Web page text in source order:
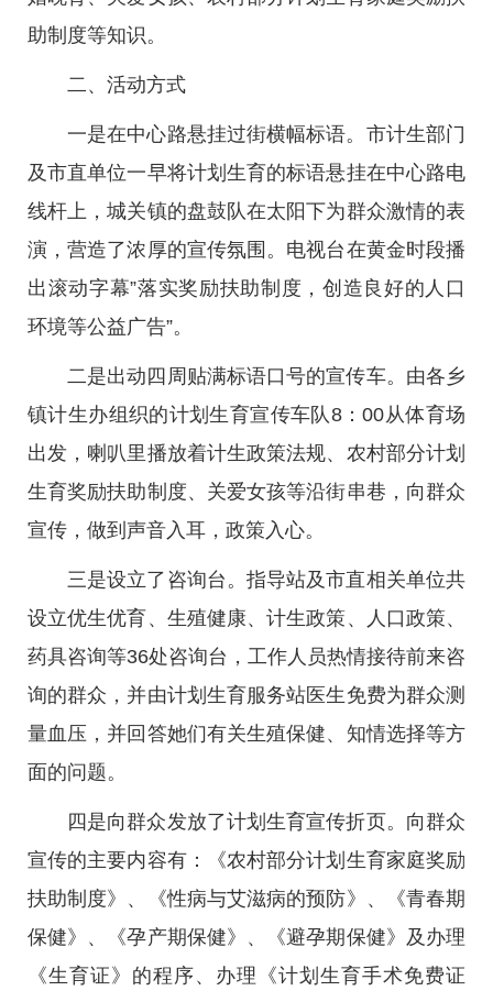
助制度等知识。
二、活动方式
一是在中心路悬挂过街横幅标语。市计生部门
及市直单位一早将计划生育的标语悬挂在中心路电
线杆上，城关镇的盘鼓队在太阳下为群众激情的表
演，营造了浓厚的宣传氛围。电视台在黄金时段播
出滚动字幕”落实奖励扶助制度，创造良好的人口
环境等公益广告”。
二是出动四周贴满标语口号的宣传车。由各乡
镇计生办组织的计划生育宣传车队8：00从体育场
出发，喇叭里播放着计生政策法规、农村部分计划
生育奖励扶助制度、关爱女孩等沿街串巷，向群众
宣传，做到声音入耳，政策入心。
三是设立了咨询台。指导站及市直相关单位共
设立优生优育、生殖健康、计生政策、人口政策、
药具咨询等36处咨询台，工作人员热情接待前来咨
询的群众，并由计划生育服务站医生免费为群众测
量血压，并回答她们有关生殖保健、知情选择等方
面的问题。
四是向群众发放了计划生育宣传折页。向群众
宣传的主要内容有：《农村部分计划生育家庭奖励
扶助制度》、《性病与艾滋病的预防》、《青春期
保健》、《孕产期保健》、《避孕期保健》及办理
《生育证》的程序、办理《计划生育手术免费证